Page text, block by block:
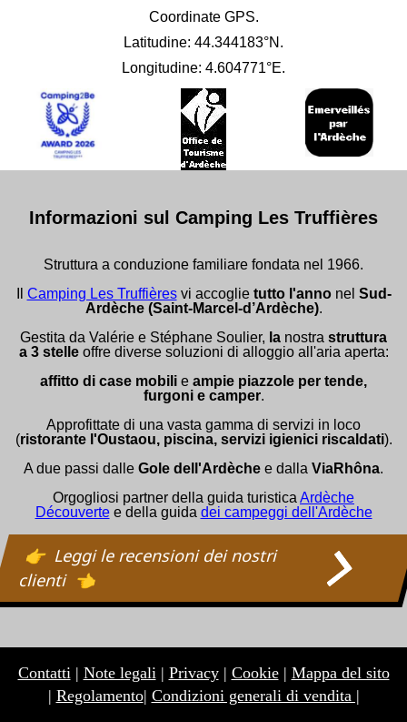
Coordinate GPS.
Latitudine: 44.344183°N.
Longitudine: 4.604771°E.
Informazioni sul Camping Les Truffières
Struttura a conduzione familiare fondata nel 1966.
Camping Les Truffièresvi accoglietutto l'annonel Sud-
Ardèche (Saint-Marcel-d’Ardèche).
Gestita da Valérie e Stéphane Soulier, la nostra struttura
a 3 stelleoffre diverse soluzioni di alloggio all'aria aperta:
affitto di case mobili e ampie piazzole per tende,
furgoni e camper.
Approfittate di una vasta gamma di servizi in loco
(ristorante l'Oustaou, piscina, servizi igienici riscaldati).
A due passi dalle Gole dell'Ardèche e dalla ViaRhôna.
Orgogliosi partner della guida turistica Ardèche
Découvertee della guida dei campeggi dell'Ardèche
Leggi le recensioni dei nostri
clienti
Contatti | Note legali | Privacy| Cookie| Mappa del sito
| Regolamento| Condizioni generali di vendita |